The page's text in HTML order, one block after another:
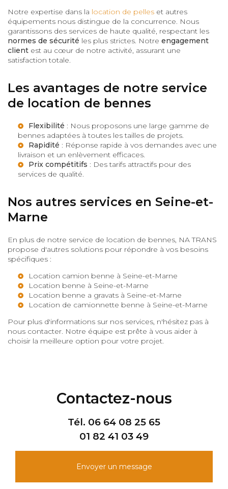
Notre expertise dans la location de pelles et autres
équipements nous distingue de la concurrence. Nous
garantissons des services de haute qualité, respectant les
normes de sécurité les plus strictes. Notre engagement
client est au cœur de notre activité, assurant une
satisfaction totale.
Les avantages de notre service
de location de bennes
Flexibilité : Nous proposons une large gamme de
bennes adaptées à toutes les tailles de projets.
Rapidité : Réponse rapide à vos demandes avec une
livraison et un enlèvement efficaces.
Prix compétitifs : Des tarifs attractifs pour des
services de qualité.
Nos autres services en Seine-et-
Marne
En plus de notre service de location de bennes, NA TRANS
propose d'autres solutions pour répondre à vos besoins
spécifiques :
Location camion benne à Seine-et-Marne
Location benne à Seine-et-Marne
Location benne a gravats à Seine-et-Marne
Location de camionnette benne à Seine-et-Marne
Pour plus d'informations sur nos services, n'hésitez pas à
nous contacter. Notre équipe est prête à vous aider à
choisir la meilleure option pour votre projet.
Contactez-nous
Tél. 06 64 08 25 65
01 82 41 03 49
Envoyer un message